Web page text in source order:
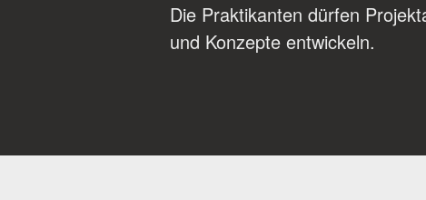
Die Praktikanten dürfen
und Konzepte entwickeln.